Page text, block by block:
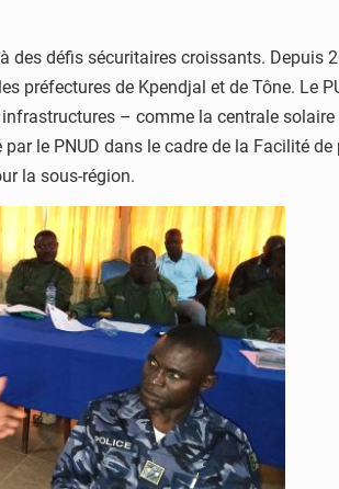
des défis sécuritaires croissants. Depuis
de Kpendjal et de Tône. Le
– comme la centrale
le PNUD dans le cadre de la Facilité
la sous-région.